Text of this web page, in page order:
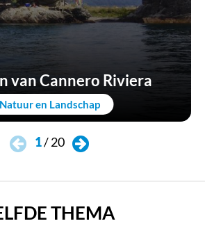
Natuur en Landschap
van Cannero Riviera
1/20
THEMA